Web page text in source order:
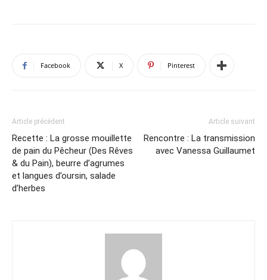
Facebook X Pinterest
Article précédent
Recette : La grosse mouillette
de pain du Pêcheur (Des Rêves
& du Pain), beurre d’agrumes
et langues d’oursin, salade
d’herbes
Article suivant
Rencontre : La transmission
avec Vanessa Guillaumet